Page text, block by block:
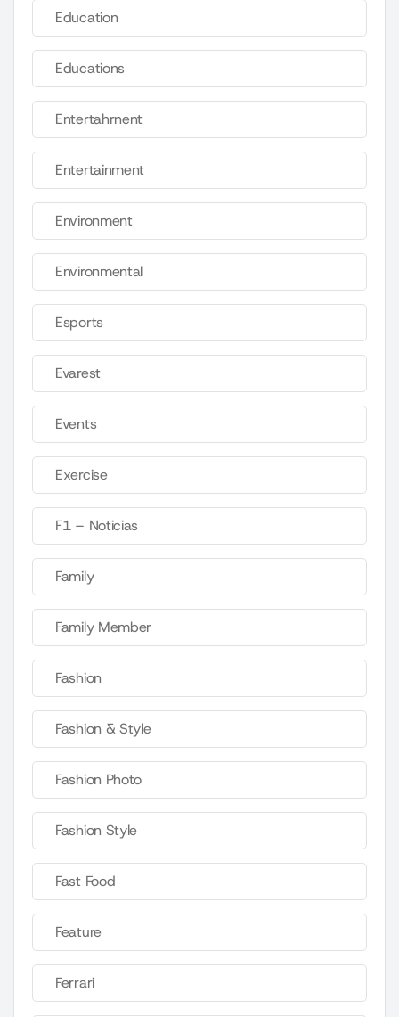
Education
Educations
Entertahrnent
Entertainment
Environment
Environmental
Esports
Evarest
Events
Exercise
F1 – Noticias
Family
Family Member
Fashion
Fashion & Style
Fashion Photo
Fashion Style
Fast Food
Feature
Ferrari